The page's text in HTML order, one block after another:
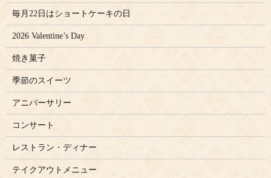
毎月22日はショートケーキの日
2026 Valentine’s Day
焼き菓子
季節のスイーツ
アニバーサリー
コンサート
レストラン・ディナー
テイクアウトメニュー